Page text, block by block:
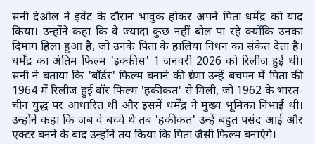
सनी देओल ने इवेंट के दौरान भावुक होकर अपने पिता धर्मेंद्र को याद
किया। उन्होंने कहा कि वे ज्यादा कुछ नहीं बोल पा रहे क्योंकि उनका
दिमाग हिला हुआ है, जो उनके पिता के हालिया निधन का संकेत देता है।
धर्मेंद्र का अंतिम फिल्म 'इक्कीस' 1 जनवरी 2026 को रिलीज हुई थी।
सनी ने बताया कि 'बॉर्डर' फिल्म बनाने की प्रेरणा उन्हें बचपन में पिता की
1964 में रिलीज हुई वॉर फिल्म 'हकीकत' से मिली, जो 1962 के भारत-
चीन युद्ध पर आधारित थी और इसमें धर्मेंद्र ने मुख्य भूमिका निभाई थी।
उन्होंने कहा कि जब वे बच्चे थे तब 'हकीकत' उन्हें बहुत पसंद आई और
एक्टर बनने के बाद उन्होंने तय किया कि पिता जैसी फिल्म बनाएंगे।